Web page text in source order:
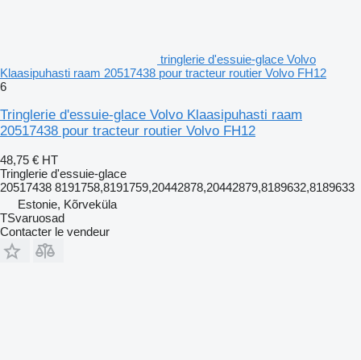
tringlerie d'essuie-glace Volvo
Klaasipuhasti raam 20517438 pour tracteur routier Volvo FH12
6
Tringlerie d'essuie-glace Volvo Klaasipuhasti raam
20517438 pour tracteur routier Volvo FH12
48,75 € HT
Tringlerie d'essuie-glace
20517438 8191758,8191759,20442878,20442879,8189632,8189633
Estonie, Kõrveküla
TSvaruosad
Contacter le vendeur